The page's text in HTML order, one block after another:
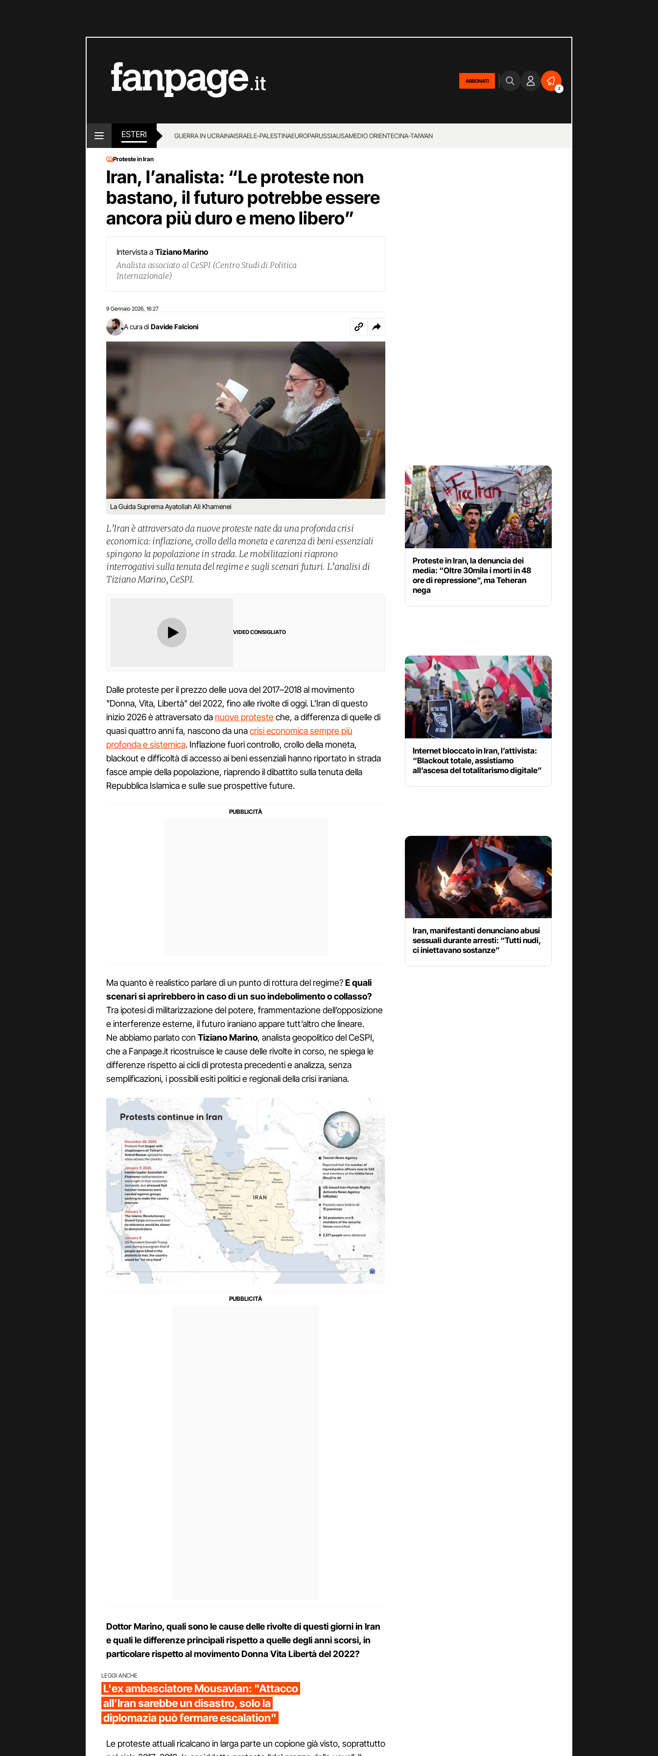
ABBONATI
2
ESTERI GUERRA IN UCRAINAISRAELE-PALESTINAEUROPARUSSIAUSAMEDIO ORIENTECINA-TAIWAN
Proteste in Iran
Iran, l’analista: “Le proteste non
bastano, il futuro potrebbe essere
ancora più duro e meno libero”
Intervista a Tiziano Marino
Analista associato al CeSPI (Centro Studi di Politica
Internazionale)
9 Gennaio 2026 16:27
A cura di Davide Falcioni
La Guida Suprema Ayatollah Ali Khamenei
L’Iran è attraversato da nuove proteste nate da una profonda crisi
economica: inflazione, crollo della moneta e carenza di beni essenziali
spingono la popolazione in strada. Le mobilitazioni riaprono
interrogativi sulla tenuta del regime e sugli scenari futuri. L’analisi di
Tiziano Marino, CeSPI.
VIDEO CONSIGLIATO
Dalle proteste per il prezzo delle uova del 2017–2018 al movimento
"Donna, Vita, Libertà" del 2022, fino alle rivolte di oggi. L’Iran di questo
inizio 2026 è attraversato da nuove protesteche, a differenza di quelle di
quasi quattro anni fa, nascono da unacrisi economica sempre più
profonda e sistemica. Inflazione fuori controllo, crollo della moneta,
blackout e difficoltà di accesso ai beni essenziali hanno riportato in strada
fasce ampie della popolazione, riaprendo il dibattito sulla tenuta della
Repubblica Islamica e sulle sue prospettive future.
Ma quanto è realistico parlare di un punto di rottura del regime?E quali
scenari si aprirebbero in caso di un suo indebolimento o collasso?
Tra ipotesi di militarizzazione del potere, frammentazione dell’opposizione
e interferenze esterne, il futuro iraniano appare tutt’altro che lineare.
Ne abbiamo parlato con Tiziano Marino, analista geopolitico del CeSPI,
che a Fanpage.it ricostruisce le cause delle rivolte in corso, ne spiega le
differenze rispetto ai cicli di protesta precedenti e analizza, senza
semplificazioni, i possibili esiti politici e regionali della crisi iraniana.
Dottor Marino, quali sono le cause delle rivolte di questi giorni in Iran
e quali le differenze principali rispetto a quelle degli anni scorsi, in
particolare rispetto al movimento Donna Vita Libertà del 2022?
LEGGI ANCHE
L'ex ambasciatore Mousavian: "Attacco
all’Iran sarebbe un disastro, solo la
diplomazia può fermare escalation"
Le proteste attuali ricalcano in larga parte un copione già visto, soprattutto
Proteste in Iran, la denuncia dei
media: “Oltre 30mila i morti in 48
ore di repressione”, ma Teheran
nega
Internet bloccato in Iran, l’attivista:
“Blackout totale, assistiamo
all’ascesa del totalitarismo digitale”
Iran, manifestanti denunciano abusi
sessuali durante arresti: “Tutti nudi,
ci iniettavano sostanze”